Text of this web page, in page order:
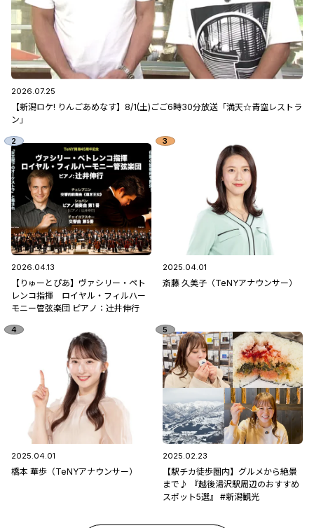
2026.07.25
【新潟ロケ! りんごあめなす】8/1(土)ごご6時30分放送「満天☆青空レストラ
ン」
2026.04.13
【りゅーとぴあ】ヴァシリー・ペト
レンコ指揮 ロイヤル・フィルハー
モニー管弦楽団 ピアノ：辻󠄀井伸行
2025.04.01
斎藤 久美子（TeNYアナウンサー）
2025.04.01
橋本 華歩（TeNYアナウンサー）
2025.02.23
【駅チカ徒歩圏内】グルメから絶景
まで♪ 『越後湯沢駅周辺のおすすめ
スポット5選』 #新潟観光